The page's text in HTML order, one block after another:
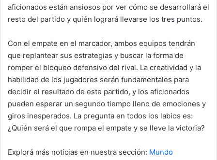
aficionados están ansiosos por ver cómo se desarrollará el
resto del partido y quién logrará llevarse los tres puntos.
Con el empate en el marcador, ambos equipos tendrán
que replantear sus estrategias y buscar la forma de
romper el bloqueo defensivo del rival. La creatividad y la
habilidad de los jugadores serán fundamentales para
decidir el resultado de este partido, y los aficionados
pueden esperar un segundo tiempo lleno de emociones y
giros inesperados. La pregunta en todos los labios es:
¿Quién será el que rompa el empate y se lleve la victoria?
Explorá más noticias en nuestra sección: Mundo